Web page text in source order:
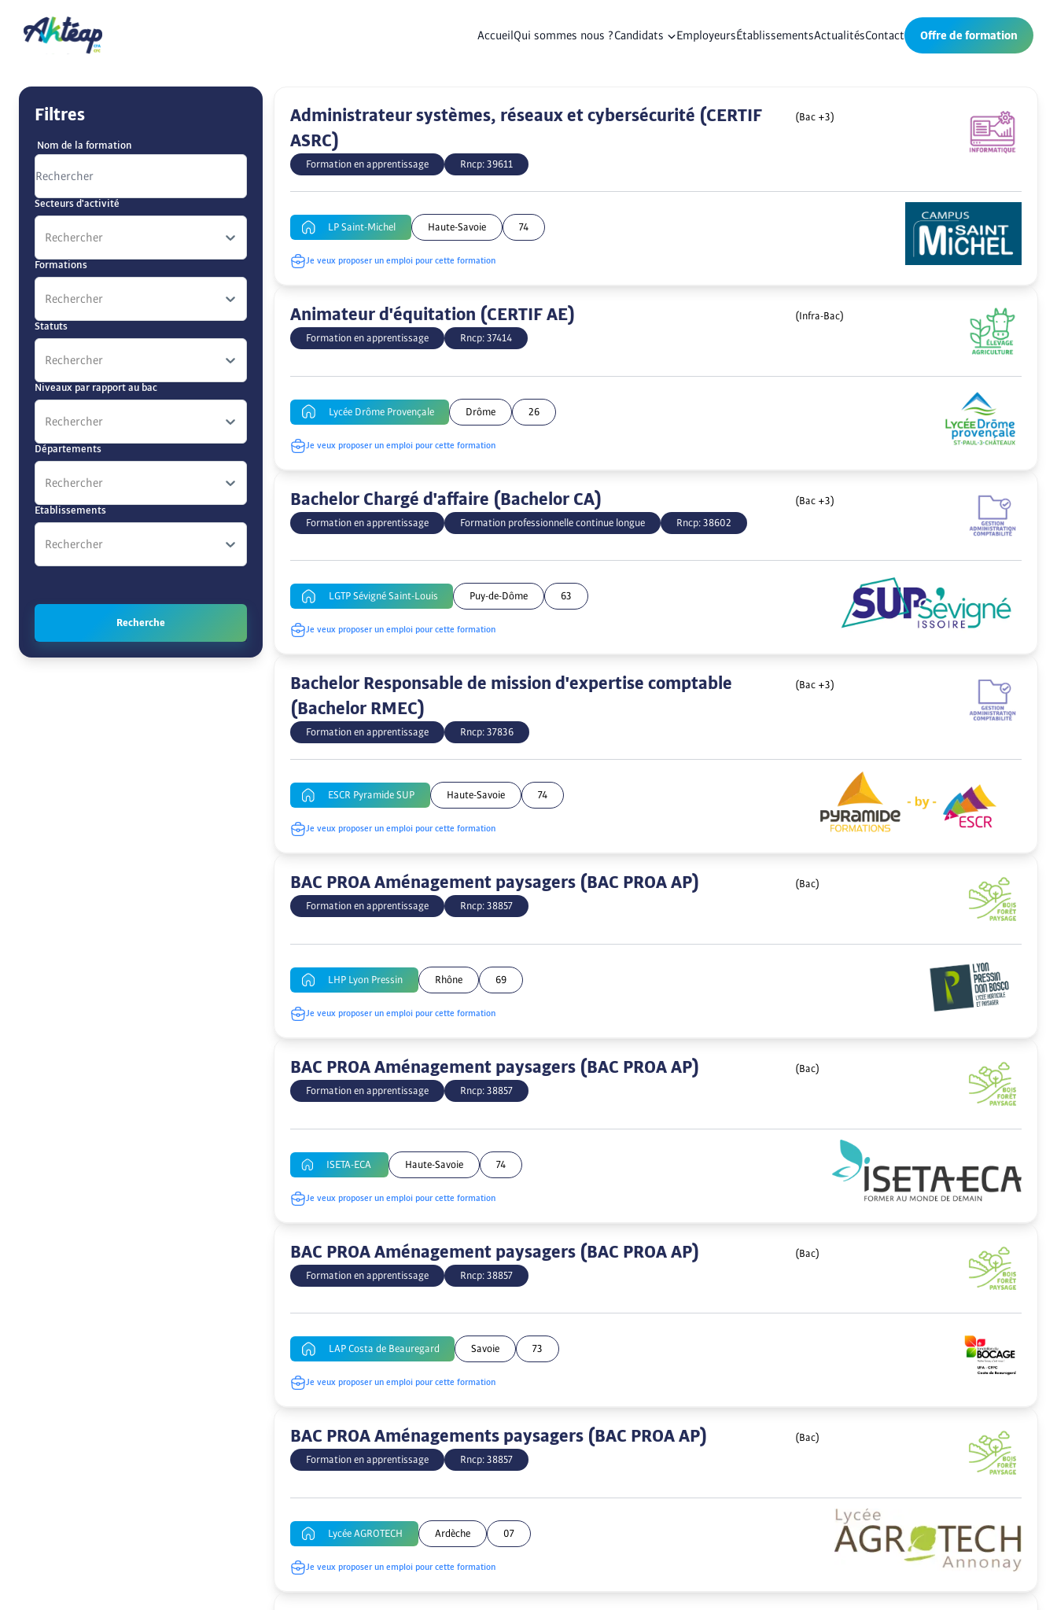
Accueil Qui sommes nous ?Candidats EmployeursÉtablissementsActualitésContact Offre de formation
Filtres
Nom de la formation
Secteurs d'activité
Rechercher
Formations
Rechercher
Statuts
Rechercher
Niveaux par rapport au bac
Rechercher
Départements
Rechercher
Etablissements
Rechercher
Recherche
Administrateur systèmes, réseaux et cybersécurité (CERTIF
ASRC)
(Bac +3)
Formation en apprentissage Rncp: 39611
LP Saint-Michel Haute-Savoie 74
Je veux proposer un emploi pour cette formation
Animateur d'équitation (CERTIF AE)
(Infra-Bac)
Formation en apprentissage
Rncp: 37414
Lycée Drôme Provençale Drôme 26
Je veux proposer un emploi pour cette formation
Bachelor Chargé d'affaire (Bachelor CA)
(Bac +3)
Formation en apprentissage
Formation professionnelle continue longue Rncp: 38602
LGTP Sévigné Saint-Louis Puy-de-Dôme 63
Je veux proposer un emploi pour cette formation
Bachelor Responsable de mission d'expertise comptable
(Bachelor RMEC)
(Bac +3)
Formation en apprentissage Rncp: 37836
ESCR Pyramide SUP Haute-Savoie 74
Je veux proposer un emploi pour cette formation
BAC PROA Aménagement paysagers (BAC PROA AP)
(Bac)
Formation en apprentissage
Rncp: 38857
LHP Lyon Pressin Rhône 69
Je veux proposer un emploi pour cette formation
BAC PROA Aménagement paysagers (BAC PROA AP)
(Bac)
Formation en apprentissage
Rncp: 38857
ISETA-ECA Haute-Savoie 74
Je veux proposer un emploi pour cette formation
BAC PROA Aménagement paysagers (BAC PROA AP)
(Bac)
Formation en apprentissage
Rncp: 38857
LAP Costa de Beauregard Savoie 73
Je veux proposer un emploi pour cette formation
BAC PROA Aménagements paysagers (BAC PROA AP)
(Bac)
Formation en apprentissage
Rncp: 38857
Lycée AGROTECH Ardèche 07
Je veux proposer un emploi pour cette formation